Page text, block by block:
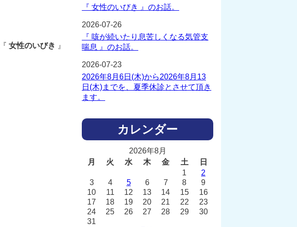
女性のいびき 』
『 女性のいびき 』のお話。
『 咳が続いたり息苦しくなる気管支
喘息 』のお話。
2026-07-26
2026年8月6日(木)から2026年8月13
日(木)までを、夏季休診とさせて頂き
ます。
2026-07-23
カレンダー
2026年8月
月
火 水 木 金 土
日
1
2
3
4 5 6 7 8
9
10
11 12 13 14 15
16
17
18 19 20 21 22
23
24
25 26 27 28 29
30
31